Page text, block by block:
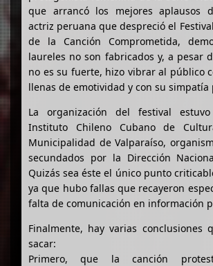
que arrancó los mejores aplausos
actriz peruana que despreció el
de la Canción Comprometida,
laureles no son fabricados y, a pesar
no es su fuerte, hizo vibrar al público
llenas de emotividad y con su simpatía
La organización del festival
Instituto Chileno Cubano de
Municipalidad de Valparaíso,
secundados por la Dirección
Quizás sea éste el único punto
ya que hubo fallas que recayeron
falta de comunicación en información
Finalmente, hay varias conclusiones
sacar:
Primero, que la canción